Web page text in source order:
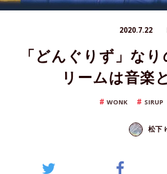
2020.7.22
「どんぐりず」な
リームは音楽
WONK SIRUP
松下